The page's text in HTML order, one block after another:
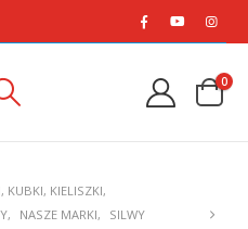
0
KUBKI, KIELISZKI,
, NASZE MARKI,
SILWY